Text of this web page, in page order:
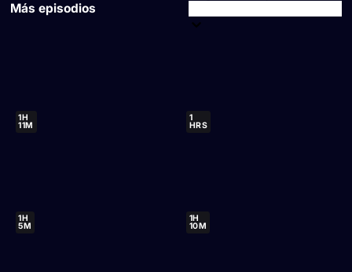
Más episodios
1H
11M
1
HRS
1H
5M
1H
10M